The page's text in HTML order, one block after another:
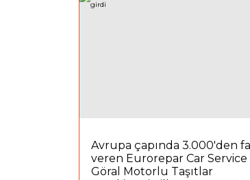
Avrupa çapında 3.000'den
veren Eurorepar Car
Göral Motorlu Taşıtlar